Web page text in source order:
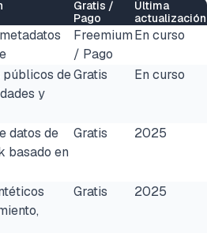
Gratis /
Pago
Última
actualización
Freemium
/ Pago
En curso
de
y
Gratis En curso
datos de
basado en
Gratis 2025
Gratis 2025